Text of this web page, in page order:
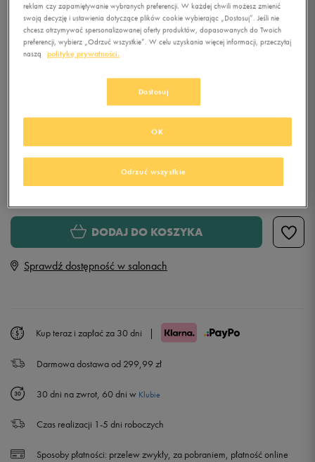
149,99zł -30% (cena bezpośrednio przed promocją)
119,99zł -13%(najniższa cena z 30 dni przed obniżką)
+ 750 PKT WKLUBIE 50 STYLE
Rozmiary EU
22 cm
37 23 cm
37,5 23,5 cm
38 24 cm
DODAJ DO KOSZYKA
Sprawdź dostępność w salonach
Kup teraz i zapłać za 30 dni |
Darmowa dostawa od 299,99 zł
30 dni na zwrot, 60 dni w Klubie
Czas realizacji 1-5 dni roboczych
Sposoby płatności: przelew zwykły, za pobraniem, płatność online
reklam czy zapamiętywanie wybranych preferencji. W każdej chwili możesz zmienić
swoją decyzję i ustawienia dotyczące plików cookie wybierając „Dostosuj”. Jeśli nie
chcesz otrzymywać spersonalizowanej oferty produktów, dopasowanych do Twoich
preferencji, wybierz „Odrzuć wszystkie”. W celu uzyskania więcej informacji, przeczytaj
naszą
politykę prywatności.
Dostosuj
Odrzuć wszystkie
OK